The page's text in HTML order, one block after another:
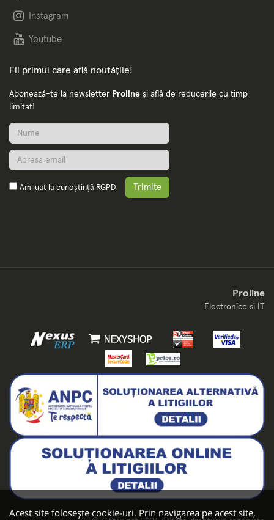
Acest site folosește cookie-uri. Prin navigarea pe acest site,
Instagram
Youtube
Fii primul care află noutățile!
Abonează-te la newsletter Proline și află de reducerile cu timp
limitat!
Am luat la cunoștință RGPD Trimite
Proline
Electronice si IT